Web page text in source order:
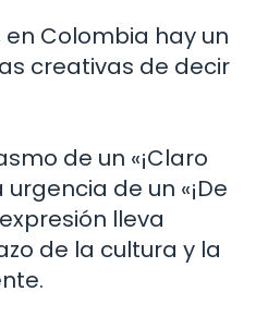
Colombia hay un
creativas de decir
de un «¡Claro
de un «¡De
lleva
de la cultura y la